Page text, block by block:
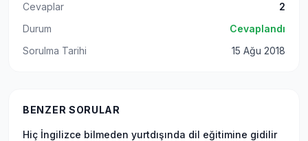
Cevaplar
2
Durum
Cevaplandı
Sorulma Tarihi
15 Ağu 2018
BENZER SORULAR
Hiç İngilizce bilmeden yurtdışında dil eğitimine gidilir